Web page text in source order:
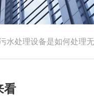
水处理设备是如何处理
看